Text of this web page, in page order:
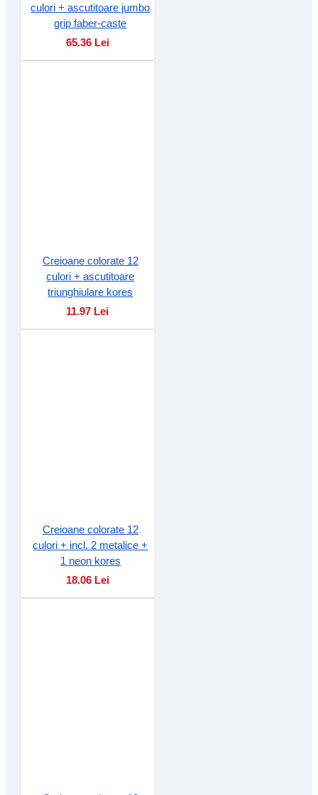
culori + ascutitoare jumbo
grip faber-caste
65.36 Lei
Creioane colorate 12
culori + ascutitoare
triunghiulare kores
11.97 Lei
Creioane colorate 12
culori + incl. 2 metalice +
1 neon kores
18.06 Lei